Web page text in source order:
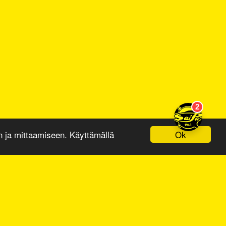
Ok
ja mittaamiseen. Käyttämällä